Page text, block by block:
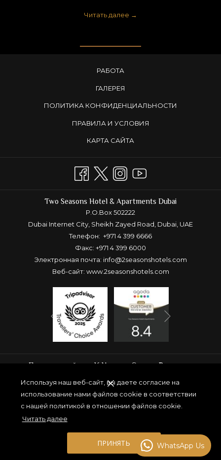
Используя наш веб-сайт, вы даете согласие на
использование нами файлов cookie в соответствии
с нашей политикой в отношении файлов cookie.
Читать далее
ПРИНЯТЬ
Читать далее
РАБОТА
ГАЛЕРЕЯ
ПОЛИТИКА КОНФИДЕНЦИАЛЬНОСТИ
ПРАВИЛА И УСЛОВИЯ
КАРТА САЙТА
Two Seasons Hotel & Apartments Dubai
P.O.Box 502222
Dubai Internet City, Sheikh Zayed Road, Dubai, UAE
Телефон: +971 4 399 6666
Факс: +971 4 399 6000
Электронная почта: info@2seasonshotels.com
Веб-сайт: www.2seasonshotels.com
Назад
Присоединяйтесь К Нашему Списку Рассылки
Авторское право Travelclick
WhatsApp Us